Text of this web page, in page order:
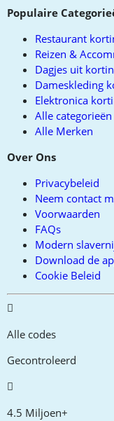
Populaire
Restaurant
Reizen &
Dagjes uit
Dameskleding
Elektronica
Alle categorieën
Alle Merken
Over Ons
Privacybeleid
Neem contact
Voorwaarden
FAQs
Modern
Download de
Cookie Beleid
Alle codes
Gecontroleerd
4.5 Miljoen+